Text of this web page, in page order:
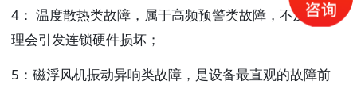
4： 温度散热类故障 ，属于高频预警类故障，不及时处
理会引发连锁硬件损坏；
5：磁浮风机振动异响类故障 ，是设备最直观的故障前